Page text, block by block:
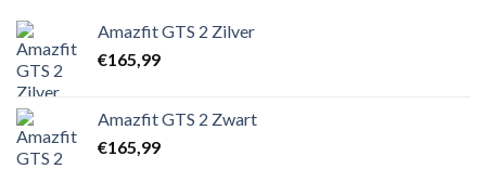
Amazfit GTS 2 Zilver
€165,99
Amazfit GTS 2 Zwart
€165,99